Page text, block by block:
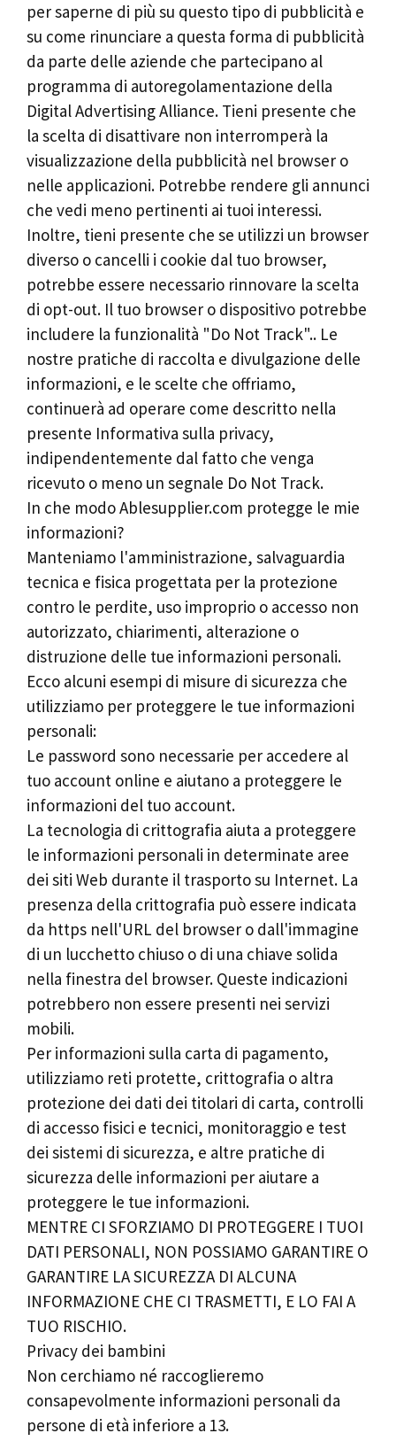
per saperne di più su questo tipo di pubblicità e
su come rinunciare a questa forma di pubblicità
da parte delle aziende che partecipano al
programma di autoregolamentazione della
Digital Advertising Alliance. Tieni presente che
la scelta di disattivare non interromperà la
visualizzazione della pubblicità nel browser o
nelle applicazioni. Potrebbe rendere gli annunci
che vedi meno pertinenti ai tuoi interessi.
Inoltre, tieni presente che se utilizzi un browser
diverso o cancelli i cookie dal tuo browser,
potrebbe essere necessario rinnovare la scelta
di opt-out. Il tuo browser o dispositivo potrebbe
includere la funzionalità "Do Not Track".. Le
nostre pratiche di raccolta e divulgazione delle
informazioni, e le scelte che offriamo,
continuerà ad operare come descritto nella
presente Informativa sulla privacy,
indipendentemente dal fatto che venga
ricevuto o meno un segnale Do Not Track.
In che modo Ablesupplier.com protegge le mie
informazioni?
Manteniamo l'amministrazione, salvaguardia
tecnica e fisica progettata per la protezione
contro le perdite, uso improprio o accesso non
autorizzato, chiarimenti, alterazione o
distruzione delle tue informazioni personali.
Ecco alcuni esempi di misure di sicurezza che
utilizziamo per proteggere le tue informazioni
personali:
Le password sono necessarie per accedere al
tuo account online e aiutano a proteggere le
informazioni del tuo account.
La tecnologia di crittografia aiuta a proteggere
le informazioni personali in determinate aree
dei siti Web durante il trasporto su Internet. La
presenza della crittografia può essere indicata
da https nell'URL del browser o dall'immagine
di un lucchetto chiuso o di una chiave solida
nella finestra del browser. Queste indicazioni
potrebbero non essere presenti nei servizi
mobili.
Per informazioni sulla carta di pagamento,
utilizziamo reti protette, crittografia o altra
protezione dei dati dei titolari di carta, controlli
di accesso fisici e tecnici, monitoraggio e test
dei sistemi di sicurezza, e altre pratiche di
sicurezza delle informazioni per aiutare a
proteggere le tue informazioni.
MENTRE CI SFORZIAMO DI PROTEGGERE I TUOI
DATI PERSONALI, NON POSSIAMO GARANTIRE O
GARANTIRE LA SICUREZZA DI ALCUNA
INFORMAZIONE CHE CI TRASMETTI, E LO FAI A
TUO RISCHIO.
Privacy dei bambini
Non cerchiamo né raccoglieremo
consapevolmente informazioni personali da
persone di età inferiore a 13.